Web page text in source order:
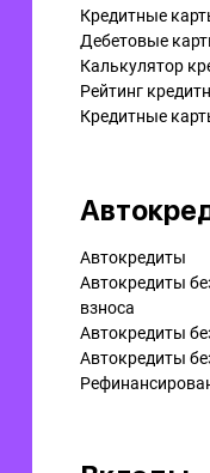
Кредитные
Дебетовые
Калькулятор
Рейтинг
Кредитные
Автокредиты
Автокредиты
взноса
Автокредиты
Автокредиты